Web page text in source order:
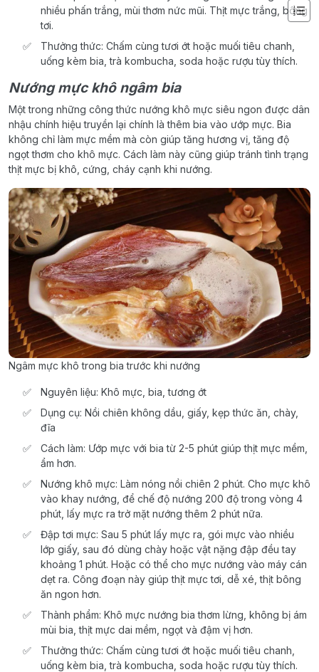
nhiều phấn trắng, mùi thơm nức mũi. Thịt mực trắng, bông
tơi.
Thưởng thức: Chấm cùng tươi ớt hoặc muối tiêu chanh,
uống kèm bia, trà kombucha, soda hoặc rượu tùy thích.
Nướng mực khô ngâm bia
Một trong những công thức nướng khô mực siêu ngon được dân
nhậu chính hiệu truyền lại chính là thêm bia vào ướp mực. Bia
không chỉ làm mực mềm mà còn giúp tăng hương vị, tăng độ
ngọt thơm cho khô mực. Cách làm này cũng giúp tránh tình trạng
thịt mực bị khô, cứng, cháy cạnh khi nướng.
Ngâm mực khô trong bia trước khi nướng
Nguyên liệu: Khô mực, bia, tương ớt
Dụng cụ: Nồi chiên không dầu, giấy, kẹp thức ăn, chày,
đĩa
Cách làm: Ướp mực với bia từ 2-5 phút giúp thịt mực mềm,
ẩm hơn.
Nướng khô mực: Làm nóng nồi chiên 2 phút. Cho mực khô
vào khay nướng, để chế độ nướng 200 độ trong vòng 4
phút, lấy mực ra trở mặt nướng thêm 2 phút nữa.
Đập tơi mực: Sau 5 phút lấy mực ra, gói mực vào nhiều
lớp giấy, sau đó dùng chày hoặc vật nặng đập đều tay
khoảng 1 phút. Hoặc có thể cho mực nướng vào máy cán
dẹt ra. Công đoạn này giúp thịt mực tơi, dễ xé, thịt bông
ăn ngon hơn.
Thành phẩm: Khô mực nướng bia thơm lừng, không bị ám
mùi bia, thịt mực dai mềm, ngọt và đậm vị hơn.
Thưởng thức: Chấm cùng tươi ớt hoặc muối tiêu chanh,
uống kèm bia, trà kombucha, soda hoặc rượu tùy thích.